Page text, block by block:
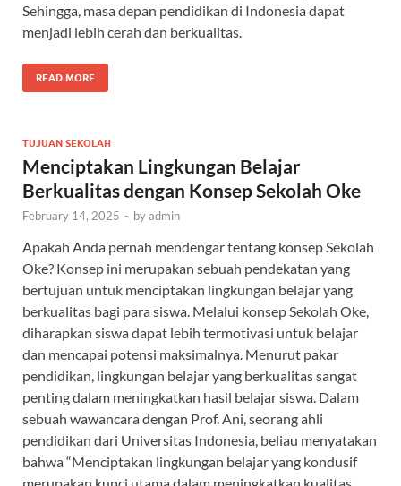
Sehingga, masa depan pendidikan di Indonesia dapat
menjadi lebih cerah dan berkualitas.
READ MORE
TUJUAN SEKOLAH
Menciptakan Lingkungan Belajar
Berkualitas dengan Konsep Sekolah Oke
February 14, 2025 - byadmin
Apakah Anda pernah mendengar tentang konsep Sekolah
Oke? Konsep ini merupakan sebuah pendekatan yang
bertujuan untuk menciptakan lingkungan belajar yang
berkualitas bagi para siswa. Melalui konsep Sekolah Oke,
diharapkan siswa dapat lebih termotivasi untuk belajar
dan mencapai potensi maksimalnya. Menurut pakar
pendidikan, lingkungan belajar yang berkualitas sangat
penting dalam meningkatkan hasil belajar siswa. Dalam
sebuah wawancara dengan Prof. Ani, seorang ahli
pendidikan dari Universitas Indonesia, beliau menyatakan
bahwa “Menciptakan lingkungan belajar yang kondusif